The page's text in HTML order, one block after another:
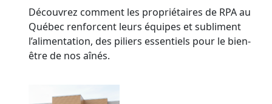
Découvrez comment les propriétaires de RPA au
Québec renforcent leurs équipes et subliment
l’alimentation, des piliers essentiels pour le bien-
être de nos aînés.